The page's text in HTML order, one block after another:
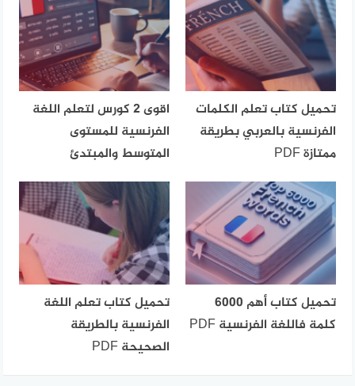
تحميل كتاب تعلم الكلمات
الفرنسية بالعربي بطريقة
ممتازة PDF
اقوى 2 كورس لتعلم اللغة
الفرنسية للمستوى
المتوسط والمبتدئ
تحميل كتاب أهم 6000
كلمة فاللغة الفرنسية PDF
تحميل كتاب تعلم اللغة
الفرنسية بالطريقة
الصحيحة PDF